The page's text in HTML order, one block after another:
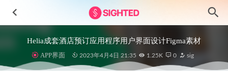
Helia成套酒店预订应用程序用户界面设计Figma素材
APP界面 2023年4月4日 21:35 1.25K 0 sig